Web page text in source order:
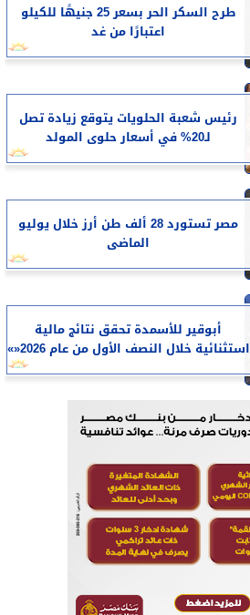
طرح السكر الحر بسعر 25 جنيهًا للكيلو
اعتبارًا من غد
رئيس شعبة الحلويات يتوقع زيادة تصل
لـ20% في أسعار حلوى المولد
مصر تستورد 28 ألف طن أرز خلال يوليو
الماضى
أبوقير للأسمدة تحقق نتائج مالية
استثنائية خلال النصف الأول من عام 2026«»